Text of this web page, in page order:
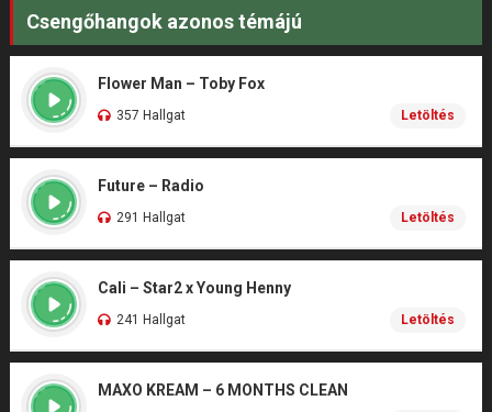
Csengőhangok azonos témájú
Flower Man – Toby Fox
357 Hallgat Letöltés
Future – Radio
291 Hallgat Letöltés
Cali – Star2 x Young Henny
241 Hallgat Letöltés
MAXO KREAM – 6 MONTHS CLEAN